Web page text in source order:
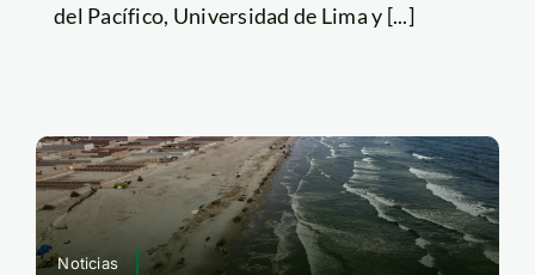
del Pacífico, Universidad de Lima y [...]
Noticias